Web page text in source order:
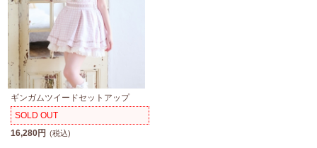
ギンガムツイードセットアップ
SOLD OUT
16,280円
(税込)